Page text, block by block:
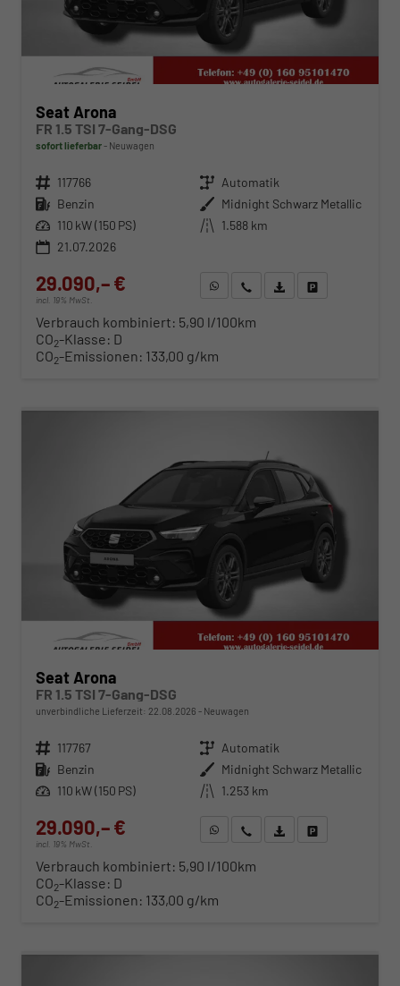
Seat Arona
FR 1.5 TSI 7-Gang-DSG
sofort lieferbar Neuwagen
Fahrzeugnr. 117766 Getriebe Automatik
Kraftstoff Benzin Außenfarbe Midnight Schwarz Metallic
Leistung 110 kW (150 PS) Kilometerstand 1.588 km
21.07.2026
29.090,– €
incl. 19% MwSt.
WhatsApp anfragen
Wir rufen Sie anFahrzeugexposé (PDF)
Verbrauch kombiniert: 5,90 l/100km
CO2-Klasse: D
CO2-Emissionen: 133,00 g/km
Seat Arona
FR 1.5 TSI 7-Gang-DSG
unverbindliche Lieferzeit: 22.08.2026 Neuwagen
Fahrzeugnr. 117767 Getriebe Automatik
Kraftstoff Benzin Außenfarbe Midnight Schwarz Metallic
Leistung 110 kW (150 PS) Kilometerstand 1.253 km
29.090,– €
incl. 19% MwSt.
WhatsApp anfragen
Wir rufen Sie anFahrzeugexposé (PDF)
Verbrauch kombiniert: 5,90 l/100km
CO2-Klasse: D
CO2-Emissionen: 133,00 g/km